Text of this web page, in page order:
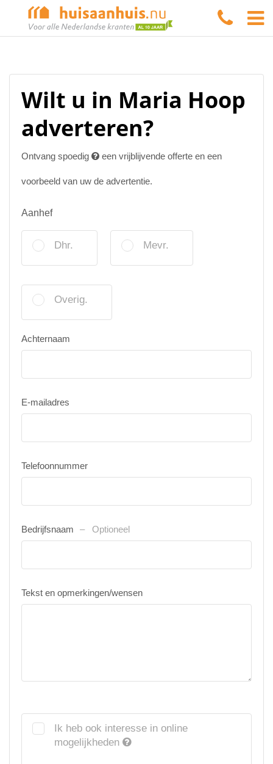
Wilt u in Maria Hoop
adverteren?
Ontvang spoedig een vrijblijvende offerte en een
voorbeeld van uw de advertentie.
Aanhef
Dhr. Mevr.
Overig.
Achternaam
E-mailadres
Telefoonnummer
Bedrijfsnaam Optioneel
Tekst en opmerkingen/wensen
Ik heb ook interesse in online
mogelijkheden